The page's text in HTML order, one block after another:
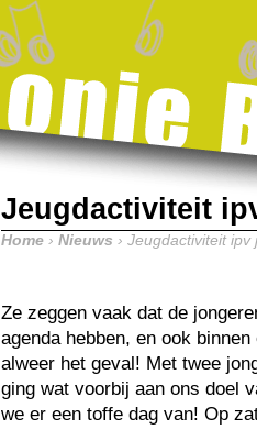
Jeugdactiviteit
Home › Nieuws › Jeugdactiviteit
Ze zeggen vaak dat de
agenda hebben, en ook
alweer het geval! Met twee
ging wat voorbij aan ons doel
we er een toffe dag van! Op